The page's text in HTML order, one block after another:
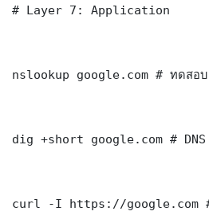
# Layer 7: Application
nslookup google.com # ทดสอ
dig +short google.com #
curl -I https://google.com #